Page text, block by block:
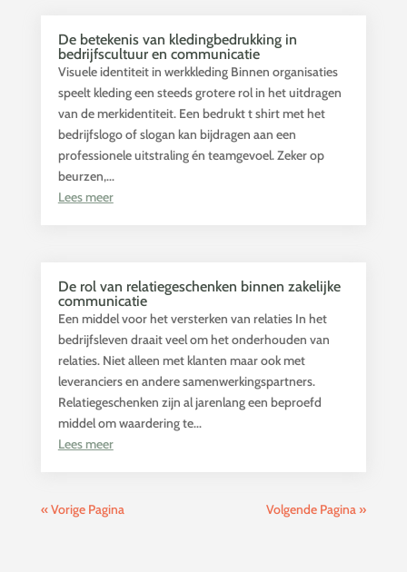
De betekenis van kledingbedrukking in
bedrijfscultuur en communicatie
Visuele identiteit in werkkleding Binnen organisaties
speelt kleding een steeds grotere rol in het uitdragen
van de merkidentiteit. Een bedrukt t shirt met het
bedrijfslogo of slogan kan bijdragen aan een
professionele uitstraling én teamgevoel. Zeker op
beurzen,...
Lees meer
De rol van relatiegeschenken binnen zakelijke
communicatie
Een middel voor het versterken van relaties In het
bedrijfsleven draait veel om het onderhouden van
relaties. Niet alleen met klanten maar ook met
leveranciers en andere samenwerkingspartners.
Relatiegeschenken zijn al jarenlang een beproefd
middel om waardering te...
Lees meer
« Vorige Pagina Volgende Pagina »